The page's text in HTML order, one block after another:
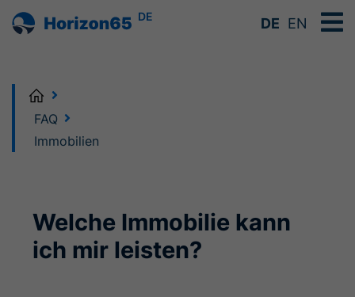
DE DE EN
Home
FAQ
Immobilien
Welche Immobilie kann
ich mir leisten?